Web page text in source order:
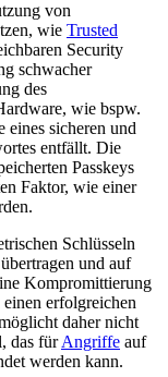
von
wie Trusted
Security
schwacher
des
wie bspw.
sicheren und
entfällt. Die
Passkeys
Faktor, wie einer
Schlüsseln
und auf
Kompromittierung
erfolgreichen
daher nicht
das fürAngriffe auf
werden kann.